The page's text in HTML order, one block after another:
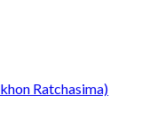
Ratchasima)